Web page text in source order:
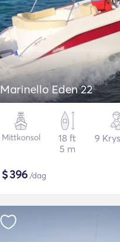
Marinello Eden 22
Mittkonsol
18 ft
5 m
9
$396/dag